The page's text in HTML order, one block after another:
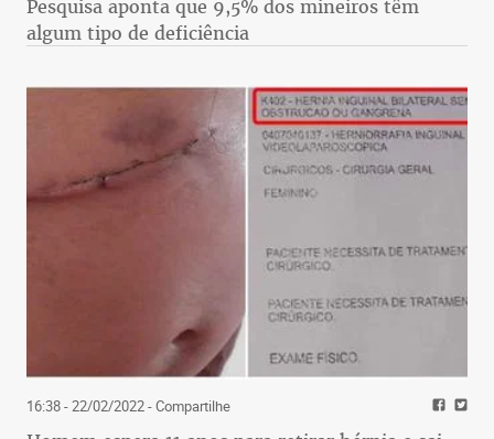
Pesquisa aponta que 9,5% dos mineiros têm
algum tipo de deficiência
16:38 - 22/02/2022- Compartilhe